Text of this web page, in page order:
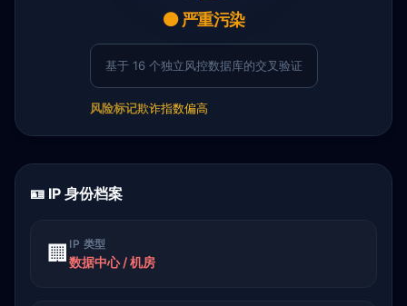
🟠 严重污染
基于 16 个独立风控数据库的交叉验证
风险标记欺诈指数偏高
🪪 IP 身份档案
🏢 IP 类型
数据中心 / 机房